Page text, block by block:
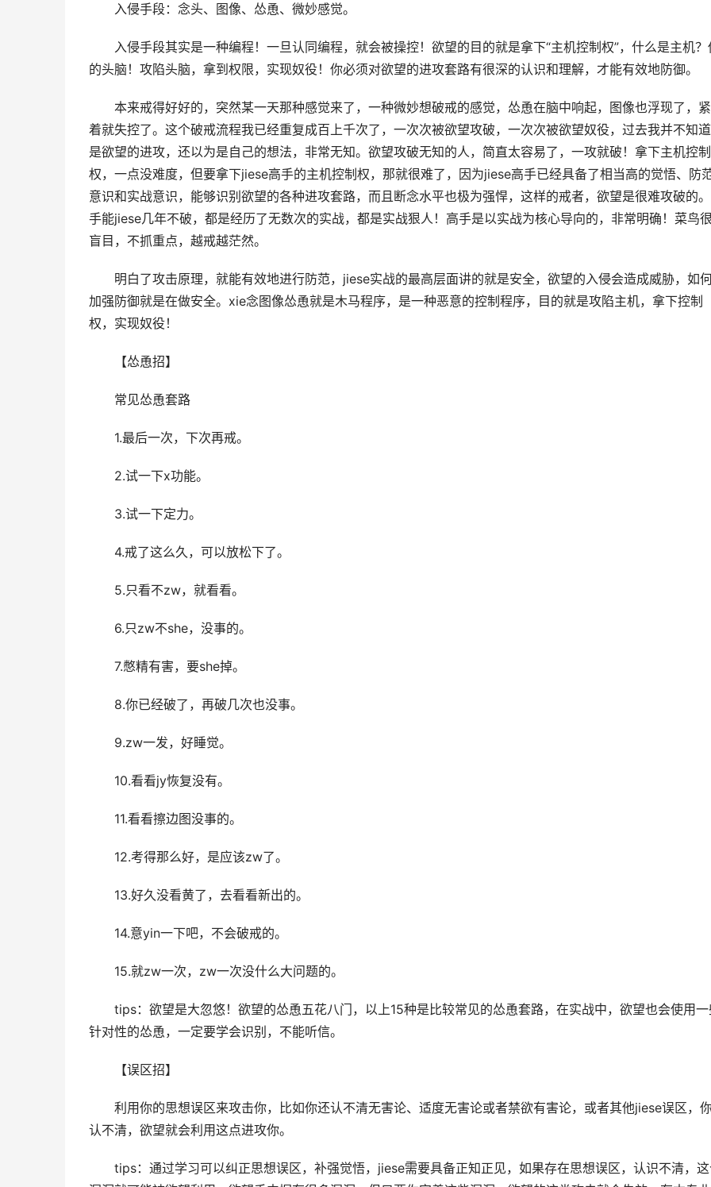
入侵手段：念头、图像、怂恿、微妙感觉。
入侵手段其实是一种编程！一旦认同编程，就会被操控！欲望的目的就是拿下“主机控制权”，什么是主机？
的头脑！攻陷头脑，拿到权限，实现奴役！你必须对欲望的进攻套路有很深的认识和理解，才能有效地防御。
本来戒得好好的，突然某一天那种感觉来了，一种微妙想破戒的感觉，怂恿在脑中响起，图像也浮现了，
着就失控了。这个破戒流程我已经重复成百上千次了，一次次被欲望攻破，一次次被欲望奴役，过去我并不知
是欲望的进攻，还以为是自己的想法，非常无知。欲望攻破无知的人，简直太容易了，一攻就破！拿下主机控制
权，一点没难度，但要拿下jiese高手的主机控制权，那就很难了，因为jiese高手已经具备了相当高的觉悟、防
意识和实战意识，能够识别欲望的各种进攻套路，而且断念水平也极为强悍，这样的戒者，欲望是很难攻破的
手能jiese几年不破，都是经历了无数次的实战，都是实战狠人！高手是以实战为核心导向的，非常明确！菜鸟很
盲目，不抓重点，越戒越茫然。
明白了攻击原理，就能有效地进行防范，jiese实战的最高层面讲的就是安全，欲望的入侵会造成威胁，如
加强防御就是在做安全。xie念图像怂恿就是木马程序，是一种恶意的控制程序，目的就是攻陷主机，拿下控制
权，实现奴役！
【怂恿招】
常见怂恿套路
1.最后一次，下次再戒。
2.试一下x功能。
3.试一下定力。
4.戒了这么久，可以放松下了。
5.只看不zw，就看看。
6.只zw不she，没事的。
7.憋精有害，要she掉。
8.你已经破了，再破几次也没事。
9.zw一发，好睡觉。
10.看看jy恢复没有。
11.看看擦边图没事的。
12.考得那么好，是应该zw了。
13.好久没看黄了，去看看新出的。
14.意yin一下吧，不会破戒的。
15.就zw一次，zw一次没什么大问题的。
tips：欲望是大忽悠！欲望的怂恿五花八门，以上15种是比较常见的怂恿套路，在实战中，欲望也会使用一
针对性的怂恿，一定要学会识别，不能听信。
【误区招】
利用你的思想误区来攻击你，比如你还认不清无害论、适度无害论或者禁欲有害论，或者其他jiese误区，
认不清，欲望就会利用这点进攻你。
tips：通过学习可以纠正思想误区，补强觉悟，jiese需要具备正知正见，如果存在思想误区，认识不清，